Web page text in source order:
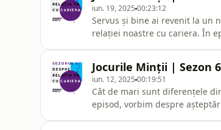
iun. 19, 2025 00:23:12
Servus și bine ai revenit la un
relației noastre cu cariera. În
Jocurile Minții | Sezon
iun. 12, 2025 00:19:51
Cât de mari sunt diferențele
episod, vorbim despre